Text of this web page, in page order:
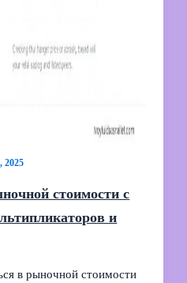
2025
стоимости с
и
в рыночной стоимости